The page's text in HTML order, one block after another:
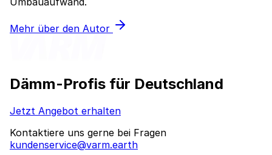
Mehr über den Autor
Dämm-Profis für Deutschland
Jetzt Angebot erhalten
Kontaktiere uns gerne bei Fragen
kundenservice@varm.earth